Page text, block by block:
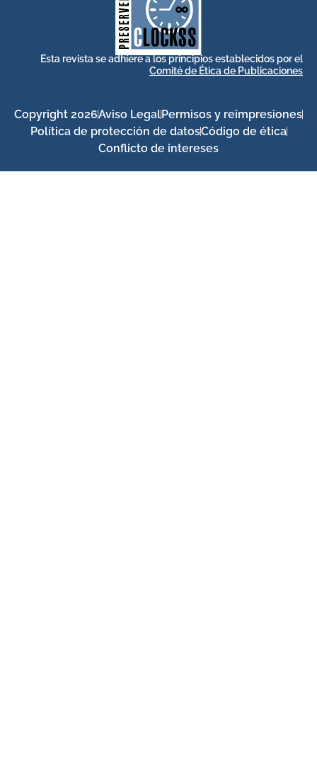
CLOCKSS is a dak archive that
ensures the long-term survival
of web-based scholary
publications, governed by and
Esta revista se adhiere a los principios establecidos por el
Comité de Ética de Publicaciones
Copyright 2026Aviso LegalPermisos y reimpresiones
Política de protección de datosCódigo de ética
Conflicto de intereses